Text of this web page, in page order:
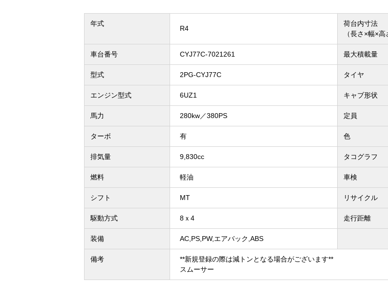
年式
R4
荷台内寸法
（長さ×幅×高
車台番号 CYJ77C-7021261 最大積載量
型式 2PG-CYJ77C タイヤ
エンジン型式 6UZ1 キャブ形状
馬力 280kw／380PS 定員
ターボ 有 色
排気量 9,830cc タコグラフ
燃料 軽油 車検
シフト MT リサイクル
駆動方式 8ｘ4 走行距離
装備 AC,PS,PW,エアバック,ABS
備考
**新規登録の際は減トンとなる場合がございます**
スムーサー